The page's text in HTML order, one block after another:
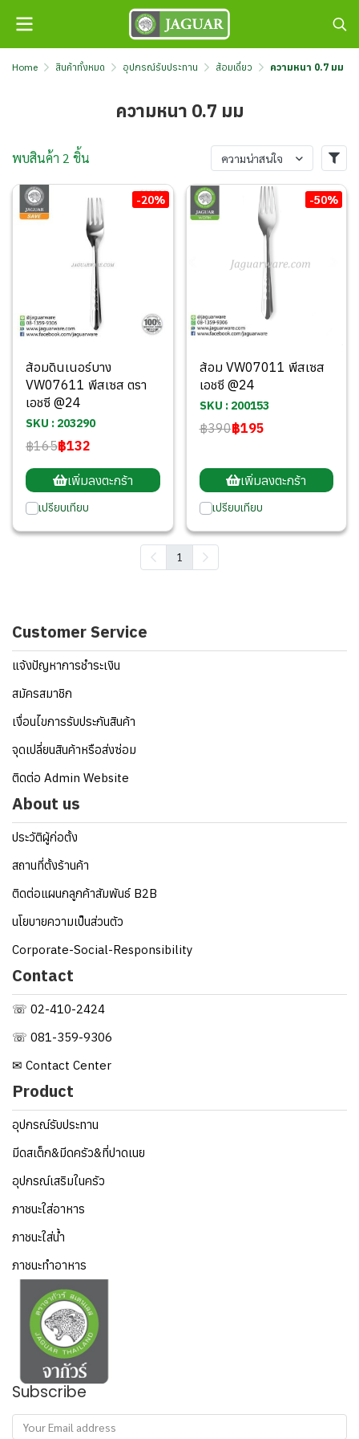
Home สินค้าทั้งหมด อุปกรณ์รับประทาน ส้อมเดี่ยว ความหนา 0.7 มม
ความหนา 0.7 มม
พบสินค้า 2 ชิ้น ความน่าสนใจ
-20%
ส้อมดินเนอร์บาง
VW07611 พีสเซส ตรา
เอชซี @24
SKU : 203290
฿165฿132
เพิ่มลงตะกร้า
เปรียบเทียบ
-50%
ส้อม VW07011 พีสเซส
เอชซี @24
SKU : 200153
฿390฿195
เพิ่มลงตะกร้า
เปรียบเทียบ
1
Customer Service
แจ้งปัญหาการชำระเงิน
สมัครสมาชิก
เงื่อนไขการรับประกันสินค้า
จุดเปลี่ยนสินค้าหรือส่งซ่อม
ติดต่อ Admin Website
About us
ประวัติผู้ก่อตั้ง
สถานที่ตั้งร้านค้า
ติดต่อแผนกลูกค้าสัมพันธ์ B2B
นโยบายความเป็นส่วนตัว
Corporate-Social-Responsibility
Contact
☏ 02-410-2424
☏ 081-359-9306
✉ Contact Center
Product
อุปกรณ์รับประทาน
มีดสเต็ก&มีดครัว&ที่ปาดเนย
อุปกรณ์เสริมในครัว
ภาชนะใส่อาหาร
ภาชนะใส่น้ำ
ภาชนะทำอาหาร
Subscribe